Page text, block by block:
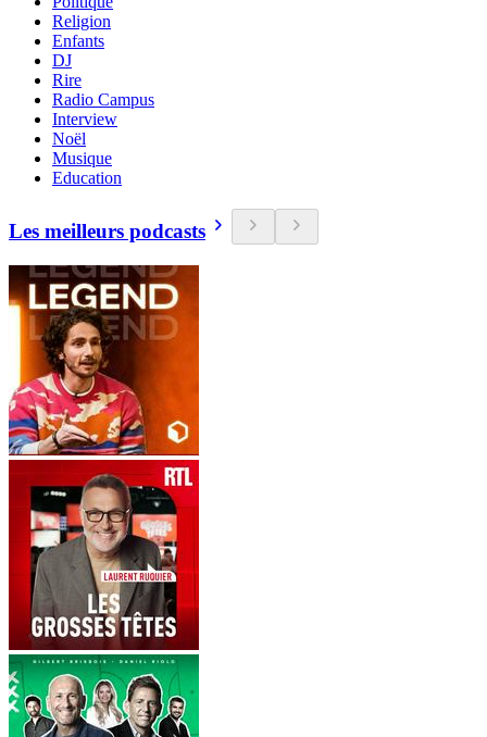
Religion
Enfants
DJ
Rire
Radio Campus
Interview
Noël
Musique
Education
Les meilleurs podcasts